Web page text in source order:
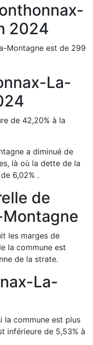
2024
Montagne est de 299
La-
de 42,20% à la
a diminué de
là où la dette de la
6,02% .
de
les marges de
la commune est
de la strate.
La-
la commune est plus
inférieure de 5,53% à